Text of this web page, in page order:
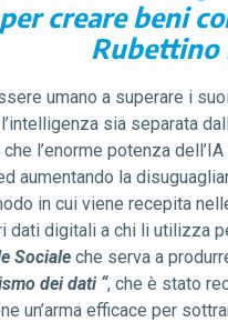
per creare beni
Rubettino
umano a superare i
sia separata
che l’enorme potenza
aumentando la
in cui viene recepita
dati digitali a chi li utilizza
Sociale che serva a
dei dati “, che è stato
un’arma efficace per